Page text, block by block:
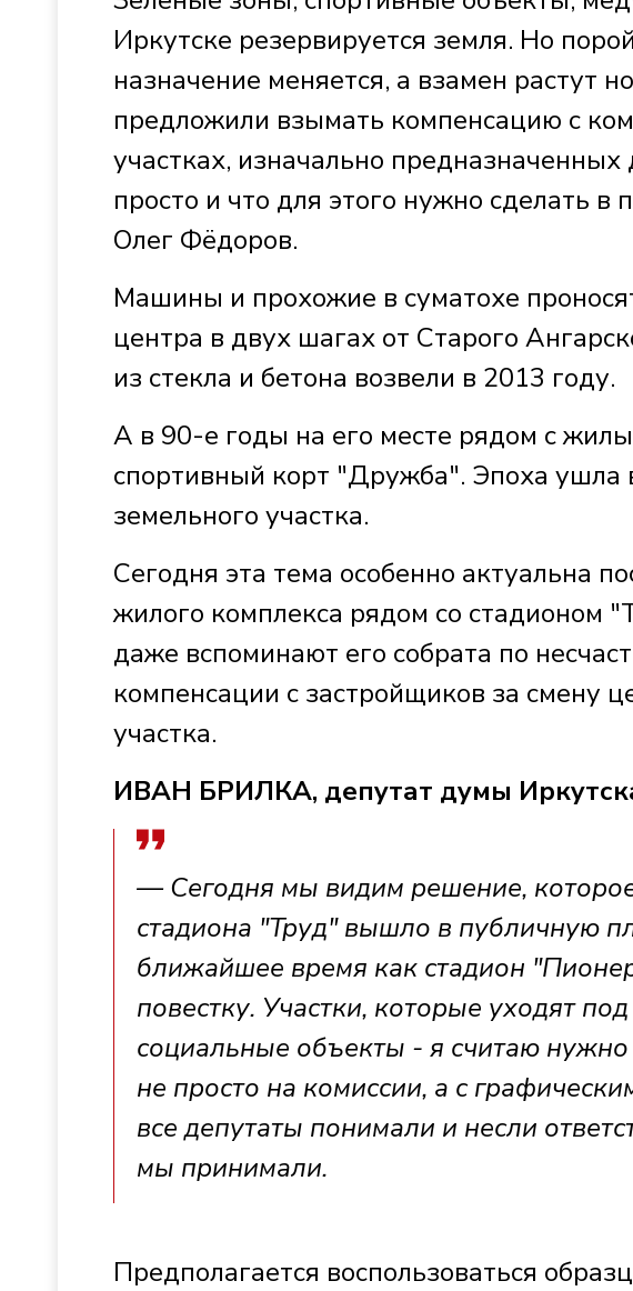
Иркутске резервируется земля. Но
назначение меняется, а взамен растут
предложили взымать компенсацию с
участках, изначально
просто и что для этого нужно сделать в
Олег Фёдоров.
Машины и прохожие в суматохе
центра в двух шагах от Старого
из стекла и бетона возвели в 2013 году.
А в 90-е годы на его месте рядом с
спортивный корт "Дружба". Эпоха ушла
земельного участка.
Сегодня эта тема особенно актуальна
жилого комплекса рядом со стадионом
даже вспоминают его собрата по
компенсации с застройщиков за смену
участка.
ИВАН БРИЛКА, депутат думы
— Сегодня мы видим решение,
стадиона "Труд" вышло в публичную
ближайшее время как стадион
повестку. Участки, которые уходят
социальные объекты - я считаю
не просто на комиссии, а с
все депутаты понимали и несли
мы принимали.
Предполагается воспользоваться